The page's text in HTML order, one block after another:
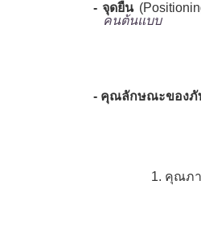
- จุดยืน
คนต้นแบบ
- คุณลักษณะของ
1. คุณภา